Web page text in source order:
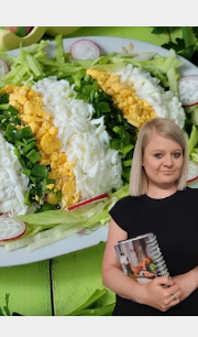
Przejdź do głównej zawartości